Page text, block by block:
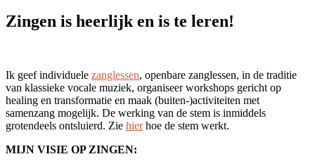
Zingen is heerlijk en is te leren!
Ik geef individuele zanglessen, openbare zanglessen, in de traditie
van klassieke vocale muziek, organiseer workshops gericht op
healing en transformatie en maak (buiten-)activiteiten met
samenzang mogelijk. De werking van de stem is inmiddels
grotendeels ontsluierd. Zie hierhoe de stem werkt.
MIJN VISIE OP ZINGEN: